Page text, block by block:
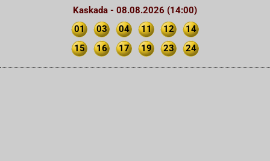
Kaskada - 08.08.2026 (14:00)
01
03 04 11 12
14
15
16 17 19 23 24